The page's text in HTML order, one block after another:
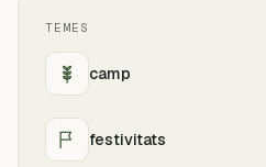
TEMES
camp
festivitats